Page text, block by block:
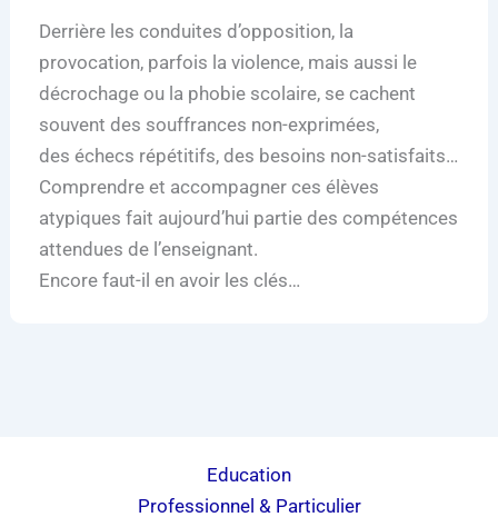
Derrière les conduites d’opposition, la
provocation, parfois la violence, mais aussi le
décrochage ou la phobie scolaire, se cachent
souvent des souffrances non-exprimées,
des échecs répétitifs, des besoins non-satisfaits…
Comprendre et accompagner ces élèves
atypiques fait aujourd’hui partie des compétences
attendues de l’enseignant.
Encore faut-il en avoir les clés…
Education
Professionnel & Particulier